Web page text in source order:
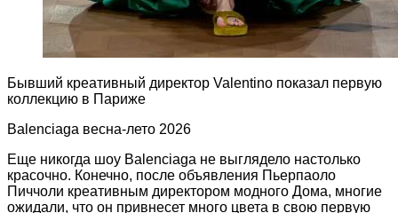
Бывший креативный директор Valentino показал первую
коллекцию в Париже
Balenсiaga весна-лето 2026
Еще никогда шоу Balenciaga не выглядело настолько
красочно. Конечно, после объявления Пьерпаоло
Пиччоли креативным директором модного Дома, многие
ожидали, что он привнесет много цвета в свою первую